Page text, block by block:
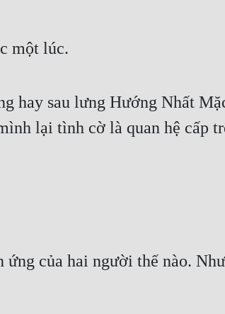
một lúc.
hay sau lưng Hướng Nhất
lại tình cờ là quan hệ cấp
của hai người thế nào.